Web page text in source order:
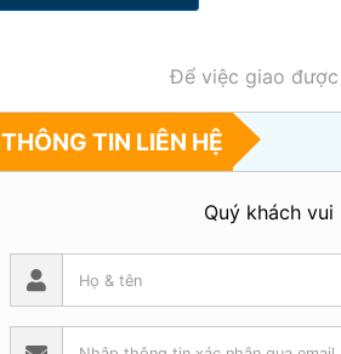
Để việc giao
THÔNG TIN LIÊN HỆ
Quý khách